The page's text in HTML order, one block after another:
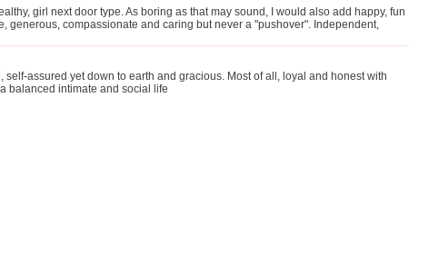
girl next door type. As boring as that may sound, I would also add happy, fun
generous, compassionate and caring but never a "pushover". Independent,
assured yet down to earth and gracious. Most of all, loyal and honest with
balanced intimate and social life